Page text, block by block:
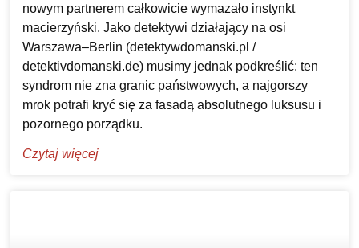
nowym partnerem całkowicie wymazało instynkt
macierzyński. Jako detektywi działający na osi
Warszawa–Berlin (detektywdomanski.pl /
detektivdomanski.de) musimy jednak podkreślić: ten
syndrom nie zna granic państwowych, a najgorszy
mrok potrafi kryć się za fasadą absolutnego luksusu i
pozornego porządku.
Czytaj więcej